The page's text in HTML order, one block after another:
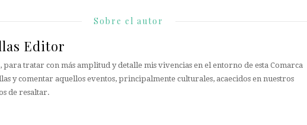
Sobre el autor
Editor
para tratar con más amplitud y detalle mis vivencias en el entorno de esta Comarca
y comentar aquellos eventos, principalmente culturales, acaecidos en nuestros
de resaltar.